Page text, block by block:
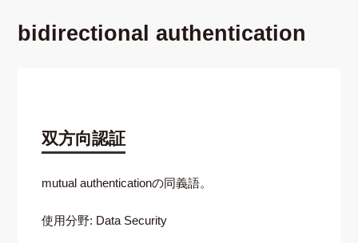
bidirectional authentication
双方向認証
mutual authenticationの同義語。
使用分野: Data Security